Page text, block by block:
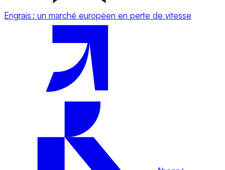
Engrais : un marché européen en perte de vitesse